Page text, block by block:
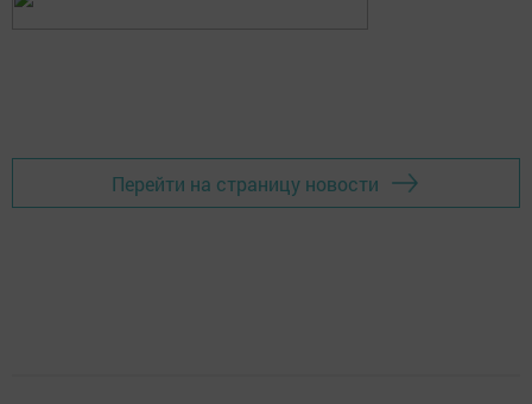
Перейти на страницу новости